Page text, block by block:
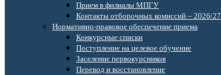
Прием в филиалы МПГУ
Контакты отборочных комиссий – 2026/27
Нормативно-правовое обеспечение приема
Конкурсные списки
Поступление на целевое обучение
Заселение первокурсников
Перевод и восстановление